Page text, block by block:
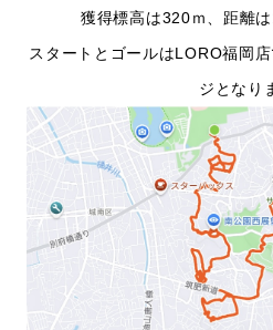
獲得標高は320ｍ、距離
スタートとゴールはLORO福岡
ジとなり